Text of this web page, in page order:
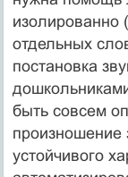
изолированно
отдельных
постановка
быть совсем
произношение
устойчивого